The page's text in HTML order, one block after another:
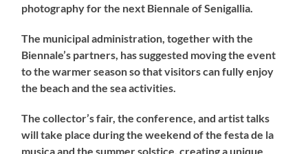
photography for the next Biennale of Senigallia.
The municipal administration, together with the
Biennale’s partners, has suggested moving the event
to the warmer season so that visitors can fully enjoy
the beach and the sea activities.
The collector’s fair, the conference, and artist talks
will take place during the weekend of the festa de la
musica and the summer solstice, creating a unique